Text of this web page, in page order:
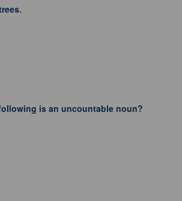
is an uncountable noun?